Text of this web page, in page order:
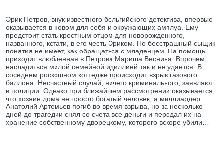
Эрик Петров, внук известного бельгийского детектива, впервые
оказывается в новом для себя и окружающих амплуа. Ему
предстоит стать крестным отцом для новорожденного,
названного, кстати, в его честь Эриком. Но бесстрашный сыщик
понятия не имеет, как обращаться с младенцем. На помощь
приходит влюбленная в Петрова Мариша Веснина. Впрочем,
насладиться милой семейной идиллией так и не удается. В
соседнем роскошном коттедже происходит взрыв газового
баллона. Несчастный случай, ничего криминального, заявляют
в полиции. Однако при ближайшем рассмотрении оказывается,
что хозяин дома не просто богатый человек, а миллиардер.
Анатолий Артемьев погиб во время взрыва, но за несколько
дней до трагедии снял со счета все деньги и передал их на
хранение собственному дворецкому, которого вскоре убили…